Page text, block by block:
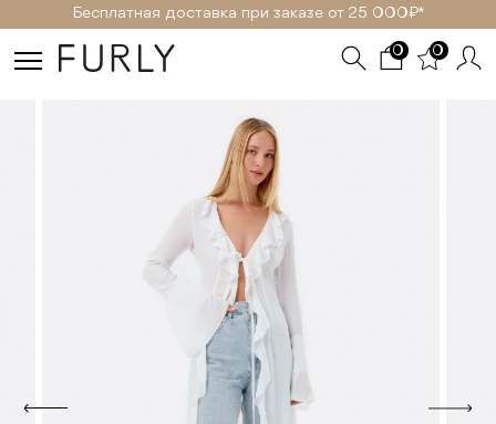
Бесплатная доставка при заказе от 25 000₽ *
0 0